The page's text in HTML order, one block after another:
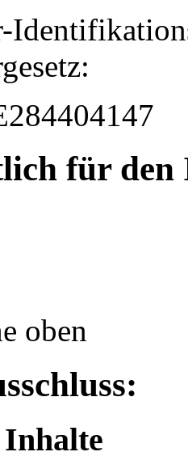
für den
oben